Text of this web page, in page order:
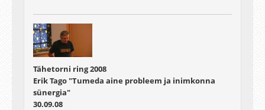
Tähetorni ring 2008
Erik Tago "Tumeda aine probleem ja inimkonna
sünergia"
30.09.08